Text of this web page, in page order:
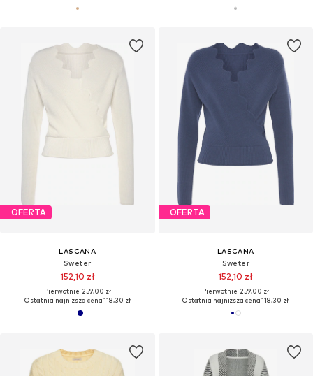
OFERTA
LASCANA
Sweter
152,10 zł
Pierwotnie: 259,00 zł
Ostatnia najniższa cena:118,30 zł
OFERTA
LASCANA
Sweter
152,10 zł
Pierwotnie: 259,00 zł
Ostatnia najniższa cena:118,30 zł